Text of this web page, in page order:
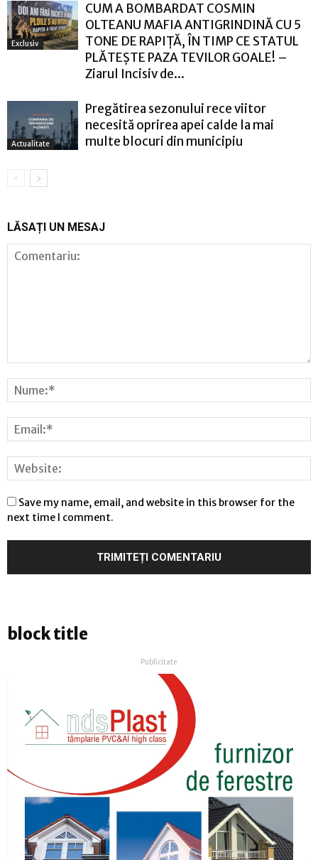
Exclusiv
CUM A BOMBARDAT COSMIN
OLTEANU MAFIA ANTIGRINDINĂ CU 5
TONE DE RAPIȚĂ, ÎN TIMP CE STATUL
PLĂTEȘTE PAZA TEVILOR GOALE! –
Ziarul Incisiv de...
Actualitate
Pregătirea sezonului rece viitor
necesită oprirea apei calde la mai
multe blocuri din municipiu
LĂSAȚI UN MESAJ
Save my name, email, and website in this browser for the
next time I comment.
block title
Publicitate